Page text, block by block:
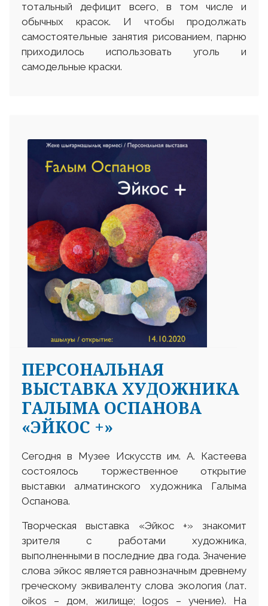
тотальный дефицит всего, в том числе и
обычных красок. И чтобы продолжать
самостоятельные занятия рисованием, парню
приходилось использовать уголь и
самодельные краски.
ПЕРСОНАЛЬНАЯ
ВЫСТАВКА ХУДОЖНИКА
ГАЛЫМА ОСПАНОВА
«ЭЙКОС +»
Сегодня в Музее Искусств им. А. Кастеева
состоялось торжественное открытие
выставки алматинского художника Галыма
Оспанова.
Творческая выставка «Эйкос +» знакомит
зрителя с работами художника,
выполненными в последние два года. Значение
слова эйкос является равнозначным древнему
греческому эквиваленту слова экология (лат.
оіkos – дом, жилище; logos – учение). На